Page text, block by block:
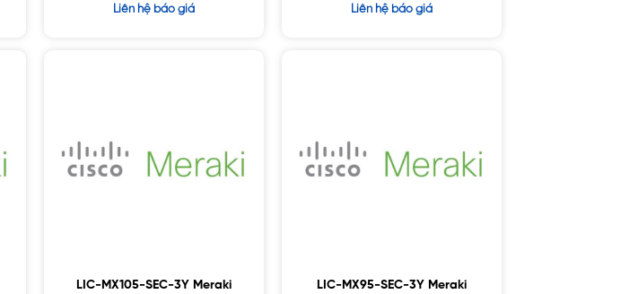
Được xếp
Liên hệ báo giá
Được
Liên hệ báo giá
LIC-MX105-SEC-3Y Meraki
LIC-MX95-SEC-3Y Meraki